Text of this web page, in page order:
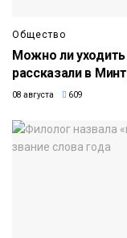
Общество
Можно ли
рассказали в
08 августа 609